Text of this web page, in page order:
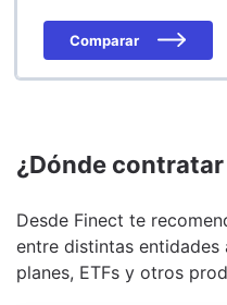
Comparar
¿Dónde
Desde Finect te
entre distintas
planes, ETFs y otros